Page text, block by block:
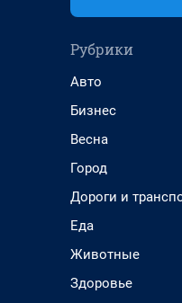
Рубрики
Авто
Бизнес
Весна
Город
Дороги и
Еда
Животные
Здоровье